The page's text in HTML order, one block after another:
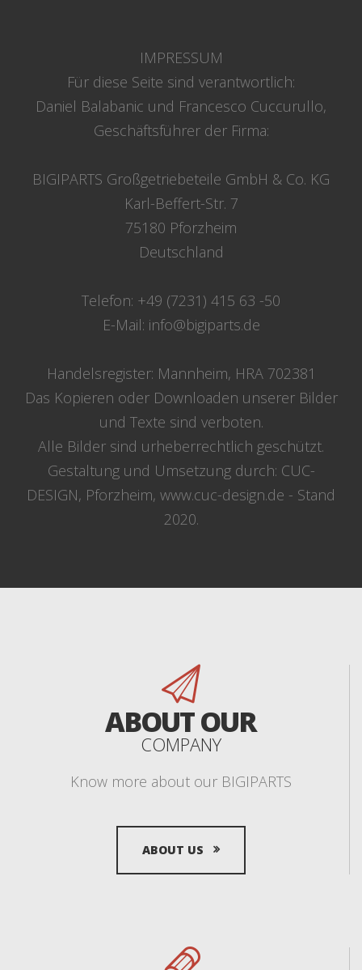
IMPRESSUM
Für diese Seite sind verantwortlich:
Daniel Balabanic und Francesco Cuccurullo,
Geschäftsführer der Firma:
BIGIPARTS Großgetriebeteile GmbH & Co. KG
Karl-Beffert-Str. 7
75180 Pforzheim
Deutschland
Telefon: +49 (7231) 415 63 -50
E-Mail: info@bigiparts.de
Handelsregister: Mannheim, HRA 702381
Das Kopieren oder Downloaden unserer Bilder
und Texte sind verboten.
Alle Bilder sind urheberrechtlich geschützt.
Gestaltung und Umsetzung durch: CUC-
DESIGN, Pforzheim, www.cuc-design.de - Stand
2020.
ABOUT OUR
COMPANY
Know more about our BIGIPARTS
ABOUT US